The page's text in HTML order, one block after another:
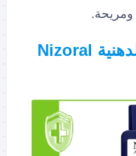
ومريحة.
شامبو طبي للقشرة الدهنية Nizoral